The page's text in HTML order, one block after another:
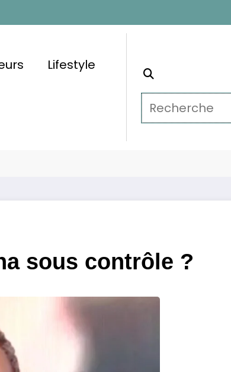
Lifestyle
Le pari explosif de M6 : Cyril
sous contrôle ?